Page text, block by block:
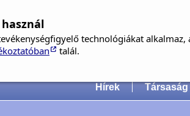
Hírek Társaság
technológiákat
talál.